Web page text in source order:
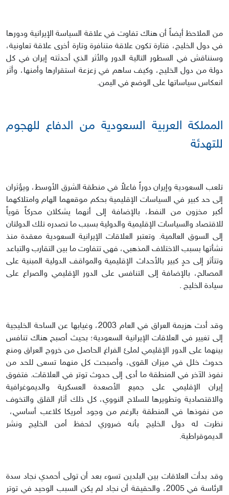
من الملاحظ أيضاً أن هناك تفاوت في علاقة السياسة الإيرانية ودورها
في دول الخليج، فتارة تكون علاقة متنافرة وتارة أخرى علاقة تعاونية،
وسنناقش في السطور التالية الدور والأثر الذي أحدثته إيران في كل
دولة من دول الخليج، وكيف ساهم في زعزعة استقرارها وأمنها، وأثر
انعكاس سياساتها على الوضع في اليمن.
المملكة العربية السعودية من الدفاع للهجوم
للتهدئة
تلعب السعودية وإيران دوراً فاعلاً في منطقة الشرق الأوسط، ويؤثران
إلى حد كبير في السياسات الإقليمية بحكم موقعهما الهام وامتلاكهما
أكبر مخزون من النفط، بالإضافة إلى أنهما يشكلان محركاً قوياً
للاقتصاد والسياسات الإقليمية والدولية بسبب ما تصدره تلك الدولتان
إلى السوق العالمية. وتعتبر العلاقات الإيرانية السعودية معقدة منذ
نشأتها بسبب الاختلاف المذهبي، فهي تتفاوت ما بين التقارب والتباعد
وتتأثر إلى حدٍ كبير بالأحداث الإقليمية والمواقف الدولية المبنية على
المصالح، بالإضافة إلى التنافس على الدور الإقليمي والصراع على
سيادة الخليج .
وقد أدت هزيمة العراق في العام 2003، وغيابها عن الساحة الخليجية
إلى تغيير في العلاقات الإيرانية السعودية؛ بحيث أصبح هناك تنافس
بينهما على الدور الإقليمي لملئ الفراغ الحاصل من خروج العراق ومنع
حدوث خلل في ميزان القوى، وأصبحت كل منهما تسعى للحد من
نفوذ الآخر في المنطقة ما أدى إلى حدوث توتر في العلاقات. فتفوق
إيران الإقليمي على جميع الأصعدة العسكرية والديموغرافية
والاقتصادية وتطويرها للسلاح النووي، كل ذلك أثار القلق والتخوف
من نفوذها في المنطقة بالرغم من وجود أمريكا كلاعب أساسي،
نظرت له دول الخليج بأنه ضروري لحفظ أمن الخليج ونشر
الديموقراطية.
وقد بدأت العلاقات بين البلدين تسوء بعد أن تولى أحمدي نجاد سدة
الرئاسة في 2005، والحقيقة أن نجاد لم يكن السبب الوحيد في توتر